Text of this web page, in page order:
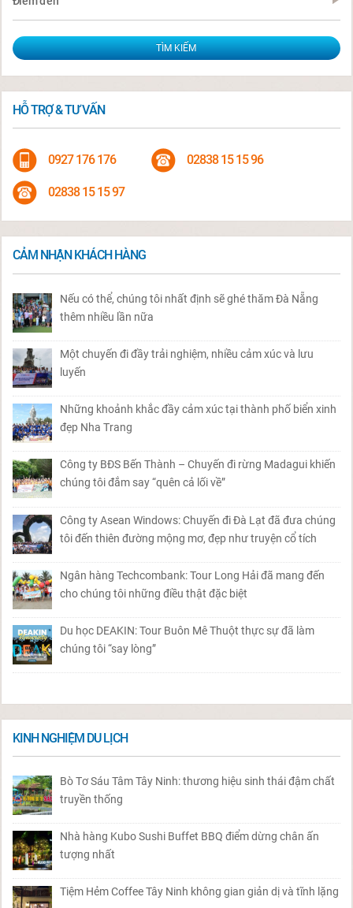
HỖ TRỢ & TƯ VẤN
0927 176 176 02838 15 15 96
02838 15 15 97
CẢM NHẬN KHÁCH HÀNG
Nếu có thể, chúng tôi nhất định sẽ ghé thăm Đà Nẵng
thêm nhiều lần nữa
Một chuyến đi đầy trải nghiệm, nhiều cảm xúc và lưu
luyến
Những khoảnh khắc đầy cảm xúc tại thành phố biển xinh
đẹp Nha Trang
Công ty BĐS Bến Thành – Chuyến đi rừng Madagui khiến
chúng tôi đắm say “quên cả lối về”
Công ty Asean Windows: Chuyến đi Đà Lạt đã đưa chúng
tôi đến thiên đường mộng mơ, đẹp như truyện cổ tích
Ngân hàng Techcombank: Tour Long Hải đã mang đến
cho chúng tôi những điều thật đặc biệt
Du học DEAKIN: Tour Buôn Mê Thuột thực sự đã làm
chúng tôi “say lòng”
KINH NGHIỆM DU LỊCH
Bò Tơ Sáu Tâm Tây Ninh: thương hiệu sinh thái đậm chất
truyền thống
Nhà hàng Kubo Sushi Buffet BBQ điểm dừng chân ấn
tượng nhất
Tiệm Hẻm Coffee Tây Ninh không gian giản dị và tĩnh lặng